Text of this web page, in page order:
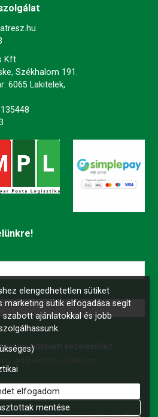
Kft.
Székhalom 191.
6065 Lakitelek,
adataim kezeléséhez.
elengedhetetlen sütiket
marketing sütik elfogadása segít
szabott ajánlatokkal és jobb
elfogadom
mentése